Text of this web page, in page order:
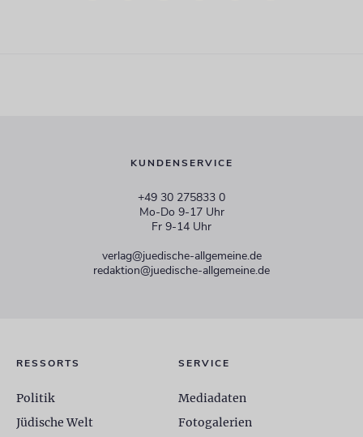
KUNDENSERVICE
+49 30 275833 0
Mo-Do 9-17 Uhr
Fr 9-14 Uhr
verlag@juedische-allgemeine.de
redaktion@juedische-allgemeine.de
RESSORTS
Politik
Jüdische Welt
SERVICE
Mediadaten
Fotogalerien